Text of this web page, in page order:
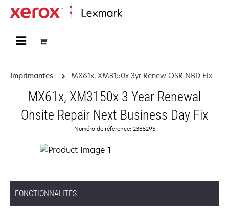
Imprimantes MX61x, XM3150x 3yr Renew OSR NBD Fix
MX61x, XM3150x 3 Year Renewal
Onsite Repair Next Business Day Fix
Numéro de référence: 2365295
FONCTIONNALITÉS